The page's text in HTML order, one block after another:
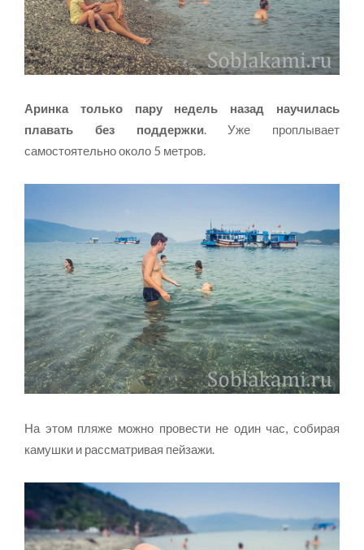
Аринка только пару недель назад научилась
плавать без поддержки. Уже проплывает
самостоятельно около 5 метров.
На этом пляже можно провести не один час, собирая
камушки и рассматривая пейзажи.